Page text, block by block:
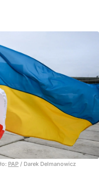
PAP / Darek Delmanowicz